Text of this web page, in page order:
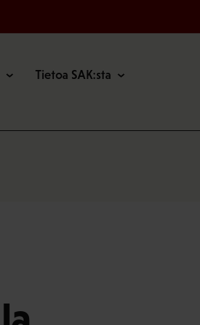
Tietoa SAK:sta